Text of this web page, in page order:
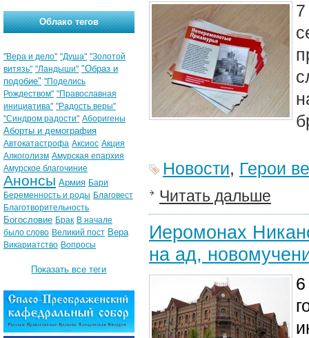
Новости, Герои
Читать дальше
Иеромонах
на ад,
Облако тегов
"Вера и дело" "Душа" "Золотой
витязь" "Ландыши" "Образ и
подобие" "Поделись
Рождеством" "Православная
инициатива" "Радость веры"
"Синдром радости" Аборигены
Аборты и демография
Автокатастрофа Аксиос Акция
Алкоголизм Амурская епархия
Амурское благочиние
Анонсы Армия Бари
Беременность и роды Благовест
Благотворительность
Богословие Брак В начале
было слово Великий пост Вера
Викариатство Вопросы
Показать все теги